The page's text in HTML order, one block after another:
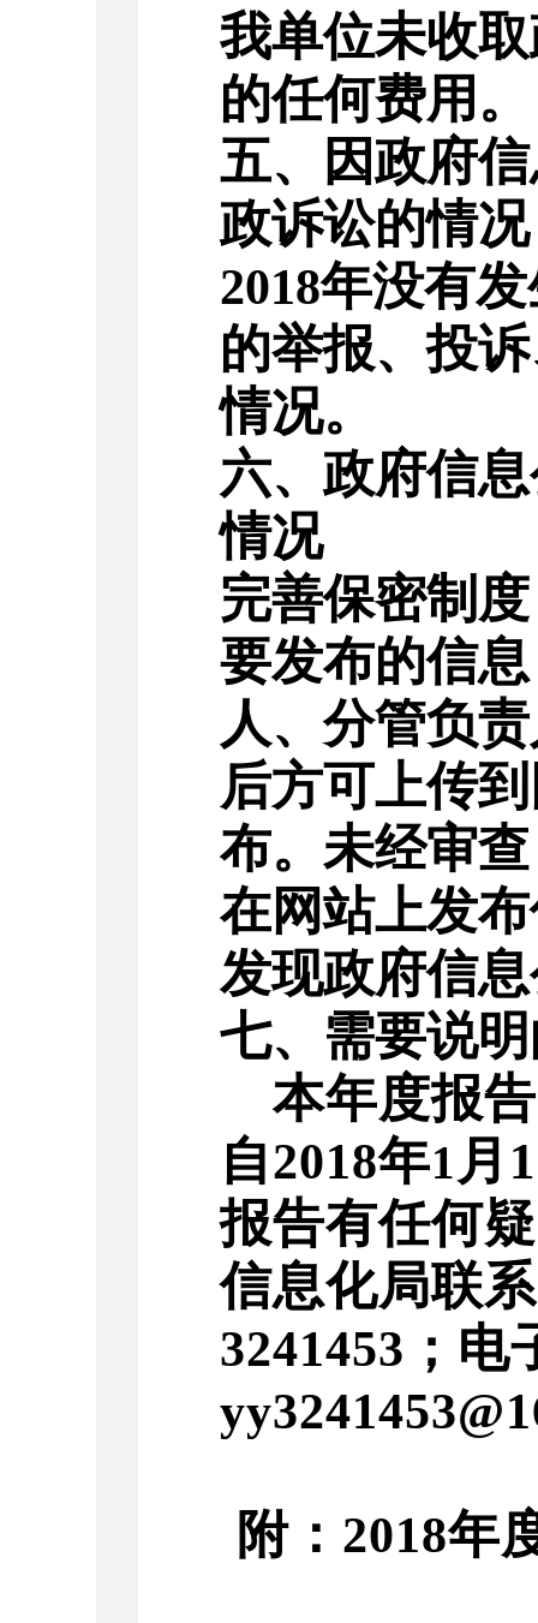
我单位未收
的任何费用。
五、因政府
政诉讼的情况
2018年没有
的举报、投
情况。
六、政府信
情况
完善保密制
要发布的信
人、分管负
后方可上传
布。未经审
在网站上发
发现政府信
七、需要说
本年度报
自2018年1 月 1
报告有任何
信息化局联
3241453 ；
y
附： 2018年